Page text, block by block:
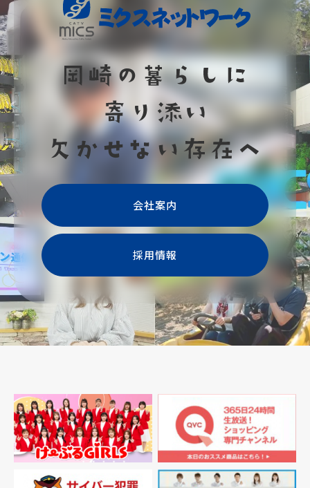
会社案内
採用情報